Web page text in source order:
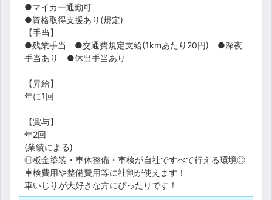
●マイカー通勤可
●資格取得支援あり(規定)
【手当】
●残業手当 ●交通費規定支給(1kmあたり20円) ●深夜
手当あり ●休出手当あり
【昇給】
年に1回
【賞与】
年2回
(業績による)
◎板金塗装・車体整備・車検が自社ですべて行える環境◎
車検費用や整備費用等に社割が使えます！
車いじりが大好きな方にぴったりです！